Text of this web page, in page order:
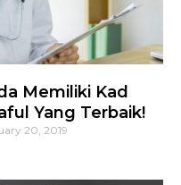
Memiliki Kad
Yang Terbaik!
20, 2019